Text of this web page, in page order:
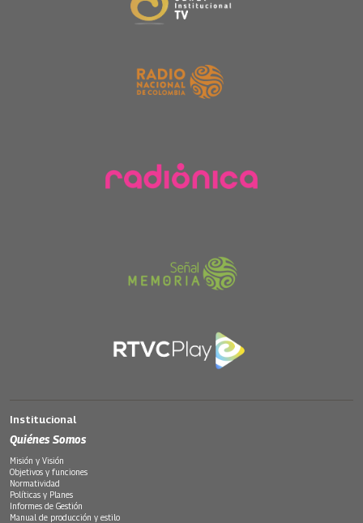
Institucional
Quiénes Somos
Misión y Visión
Objetivos y funciones
Normatividad
Políticas y Planes
Informes de Gestión
Manual de producción y estilo